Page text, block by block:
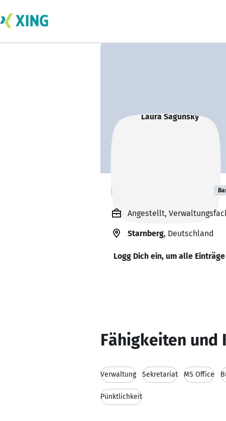
Laura Sagunsky
Angestellt,
Starnberg, Deutschland
Logg Dich ein, um alle
Fähigkeiten und
Verwaltung Sekretariat MS Office
Pünktlichkeit